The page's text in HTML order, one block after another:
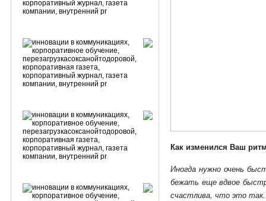
Как изменился Ваш
Иногда нужно очень
бежать еще вдвое
счастлива, что это так.